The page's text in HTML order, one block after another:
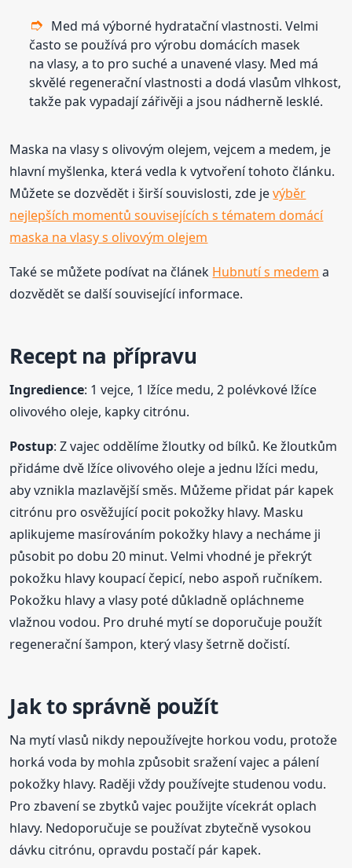
Med má výborné hydratační vlastnosti. Velmi
často se používá pro výrobu domácích masek
na vlasy, a to pro suché a unavené vlasy. Med má
skvělé regenerační vlastnosti a dodá vlasům vlhkost,
takže pak vypadají zářivěji a jsou nádherně lesklé.
Maska na vlasy s olivovým olejem, vejcem a medem, je
hlavní myšlenka, která vedla k vytvoření tohoto článku.
Můžete se dozvědět i širší souvislosti, zde jevýběr
nejlepších momentů souvisejících s tématem domácí
maska na vlasy s olivovým olejem
Také se můžete podívat na článek Hubnutí s medem a
dozvědět se další související informace.
Recept na přípravu
Ingredience: 1 vejce, 1 lžíce medu, 2 polévkové lžíce
olivového oleje, kapky citrónu.
Postup: Z vajec oddělíme žloutky od bílků. Ke žloutkům
přidáme dvě lžíce olivového oleje a jednu lžíci medu,
aby vznikla mazlavější směs. Můžeme přidat pár kapek
citrónu pro osvěžující pocit pokožky hlavy. Masku
aplikujeme masírováním pokožky hlavy a necháme ji
působit po dobu 20 minut. Velmi vhodné je překrýt
pokožku hlavy koupací čepicí, nebo aspoň ručníkem.
Pokožku hlavy a vlasy poté důkladně opláchneme
vlažnou vodou. Pro druhé mytí se doporučuje použít
regenerační šampon, který vlasy šetrně dočistí.
Jak to správně použít
Na mytí vlasů nikdy nepoužívejte horkou vodu, protože
horká voda by mohla způsobit sražení vajec a pálení
pokožky hlavy. Raději vždy používejte studenou vodu.
Pro zbavení se zbytků vajec použijte vícekrát oplach
hlavy. Nedoporučuje se používat zbytečně vysokou
dávku citrónu, opravdu postačí pár kapek.